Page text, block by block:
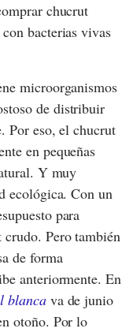
chucrut
bacterias vivas
microorganismos
de distribuir
Por eso, el chucrut
en pequeñas
Y muy
ecológica. Con un
para
crudo. Pero también
de forma
anteriormente. En
blancava de junio
otoño. Por lo